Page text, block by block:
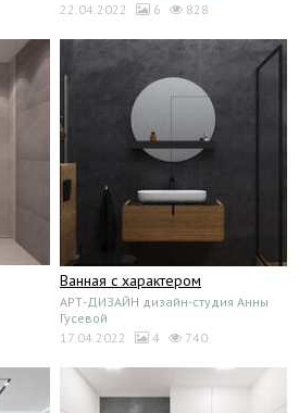
22.04.2022
6 828
Ванная с характером
АРТ-ДИЗАЙН дизайн-студия Анны
Гусевой
17.04.2022
4 740